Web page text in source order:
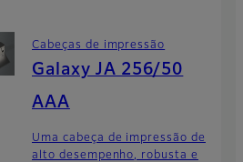
Cabeças de impressão
Galaxy JA 256/50
AAA
Uma cabeça de impressão de
alto desempenho, robusta e